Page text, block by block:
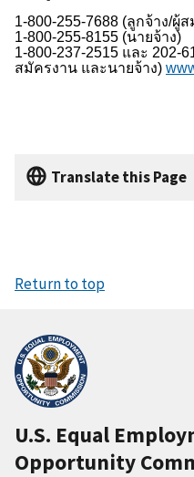
1-800-255-7688 (ลูกจ้าง/ผู้ส
1-800-255-8155 (นายจ้าง)
1-800-237-2515 และ 202-
สมัครงาน และนายจ้าง)
Translate this Page
Return to top
U.S. Equal
Opportunity